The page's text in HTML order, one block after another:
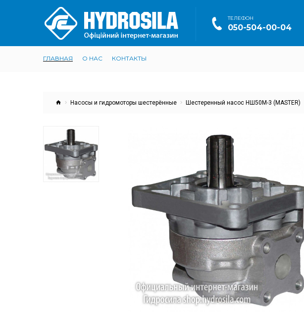
ТEЛЕФОН
050-504-00-04
ГЛАВНАЯ О НАС КОНТАКТЫ
Насосы и гидромоторы шестерённые Шестеренный насос НШ50М-3 (MASTER)